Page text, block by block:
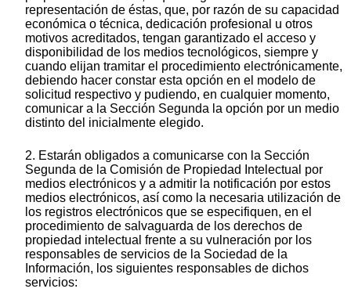
representación de éstas, que, por razón de su capacidad
económica o técnica, dedicación profesional u otros
motivos acreditados, tengan garantizado el acceso y
disponibilidad de los medios tecnológicos, siempre y
cuando elijan tramitar el procedimiento electrónicamente,
debiendo hacer constar esta opción en el modelo de
solicitud respectivo y pudiendo, en cualquier momento,
comunicar a la Sección Segunda la opción por un medio
distinto del inicialmente elegido.
2. Estarán obligados a comunicarse con la Sección
Segunda de la Comisión de Propiedad Intelectual por
medios electrónicos y a admitir la notificación por estos
medios electrónicos, así como la necesaria utilización de
los registros electrónicos que se especifiquen, en el
procedimiento de salvaguarda de los derechos de
propiedad intelectual frente a su vulneración por los
responsables de servicios de la Sociedad de la
Información, los siguientes responsables de dichos
servicios: